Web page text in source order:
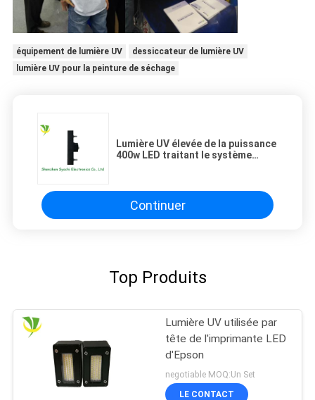
équipement de lumière UV
dessiccateur de lumière UV
lumière UV pour la peinture de séchage
Lumière UV élevée de la puissance
400w LED traitant le système
Continuer
Top Produits
Lumière UV utilisée par
tête de l'imprimante LED
d'Epson
negotiable MOQ:Un Set
LE CONTACT